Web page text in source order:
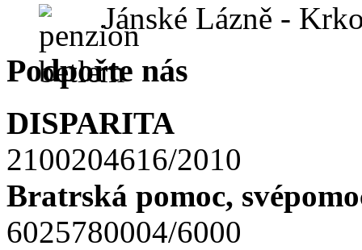
Jánské Lázně -
Podpořte nás
DISPARITA
2100204616/2010
Bratrská pomoc,
6025780004/6000